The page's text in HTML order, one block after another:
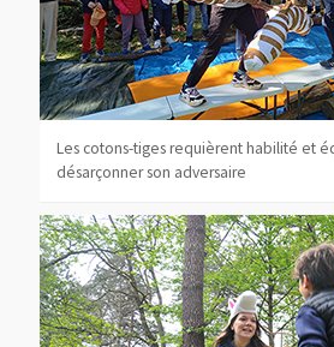
Les cotons-tiges requièrent habilité et
désarçonner son adversaire